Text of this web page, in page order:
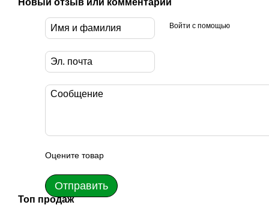
Войти с помощью
Оцените товар
Отправить
Топ продаж